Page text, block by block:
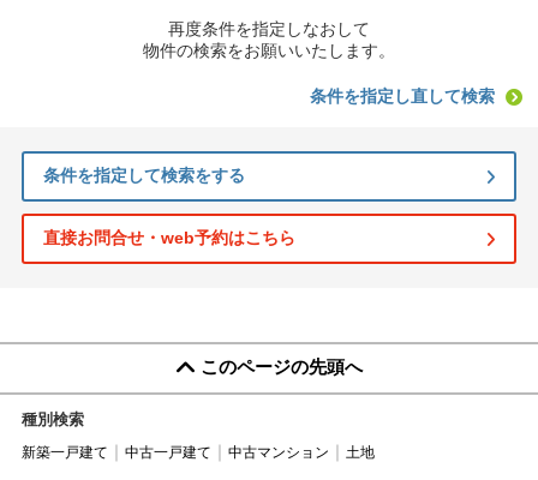
再度条件を指定しなおして
物件の検索をお願いいたします。
条件を指定し直して検索
条件を指定して検索をする
直接お問合せ・web予約はこちら
このページの先頭へ
種別検索
新築一戸建て 中古一戸建て 中古マンション 土地